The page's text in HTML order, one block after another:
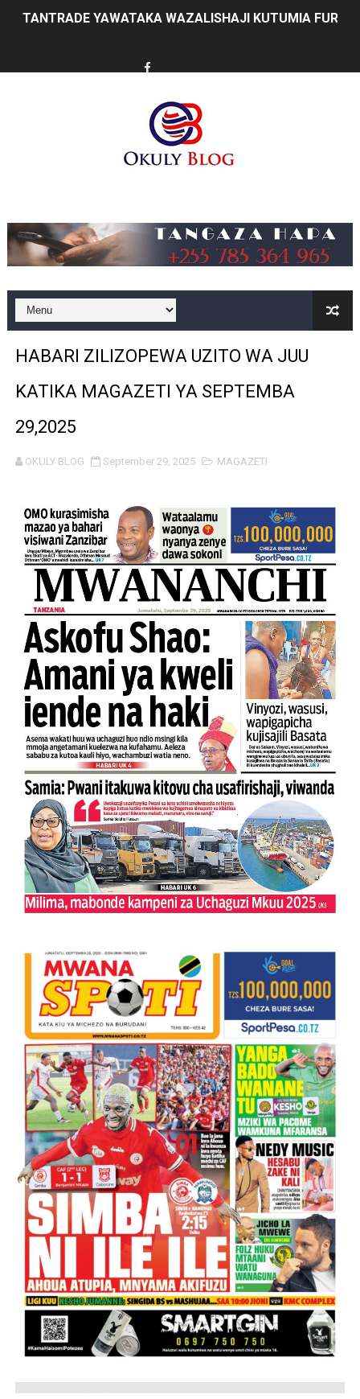
MUSOMA YATOA TENDA ZA SH. MILIONI 99 KWA
WIZARA YA MAWASILIANO YATAJA MAFANIKIO
FCC YAIMARISHA ELIMU YA USHINDANI NA ULINZI WA
MTWALE AITAKA TARURA IENDELEE KUTOA
PROF. NAGU: TARURA ONGEZENI ELIMU KWA
WAZIRI SANGU AZITAKA PSSSF,NSSF,WCF NA OSHA
RAIS SAMIA AIPONGEZA TADB KUWA MDHAMINI
REA YAPELEKA FURSA YA MKOPO NAFUU WA
MHANDISI SWEDI: NANENANE NI FURSA YA
TEKNOLOJIA YA NYUKLIA: MSAADA MKUBWA KATIKA
WMA YAPONGEZWA KWA KUANZISHA KLABU ZA
TBS Yaendelea kutoa elimu ya uthibitishaji ubora wa
TACAIDS YASISITIZA KINGA DHIDI YA UKIMWI
LONDO: KUONGEZA THAMANI YA MAZAO NDIO NJIA
WRRB YAJA NA UBUNIFU KWENYE ZAO LA PARACHICHI
HABARI ZILIZOPEWA UZITO WA JUU KATIKA
TPDC YARIDHISHWA NA MAENDELEO YA UJENZI WA
AJIRA ZAIDI YA 420 ZAZALISHWA KUPITIA UJENZI WA
TANTRADE YAWATAKA WAZALISHAJI KUTUMIA
HABARI ZILIZOPEWA UZITO WA JUU
KATIKA MAGAZETI YA SEPTEMBA
29,2025
OKULY BLOG September 29, 2025 MAGAZETI